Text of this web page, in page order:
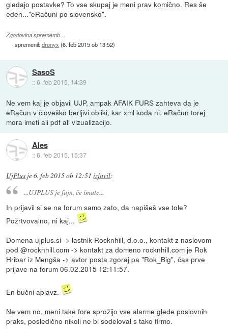
gledajo postavke? To vse skupaj je meni prav komično. Res še
eden..."eRačuni po slovensko".
Zgodovina sprememb…
spremenil:dronyx (6. feb 2015 ob 13:52)
SasoS
::6. feb 2015, 14:39
Ne vem kaj je objavil UJP, ampak AFAIK FURS zahteva da je
eRačun v človeško berljivi obliki, kar xml koda ni. eRačun torej
mora imeti ali pdf ali vizualizacijo.
Ales
::6. feb 2015, 15:37
UjPlus je6. feb 2015 ob 12:51 izjavil:
...UJPLUS je fajn, če imate...
In prijavil si se na forum samo zato, da napišeš vse tole?
Požrtvovalno, ni kaj...
Domena ujplus.si -> lastnik Rocknhill, d.o.o., kontakt z naslovom
pod @rocknhill.com -> kontakt za domeno rocknhill.com je Rok
Hribar iz Mengša -> avtor posta zgoraj pa "Rok_Big", čas prve
prijave na forum 06.02.2015 12:11:57.
En bučni aplavz.
Ne vem no, meni take fore sprožijo vse alarme glede poslovnih
praks, posledično nikoli ne bi sodeloval s tako firmo.